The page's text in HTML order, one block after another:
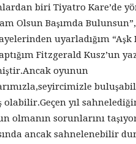
biri Tiyatro Kare’de
Olsun Başımda
uyarladığım “Aşk
Fitzgerald Kusz’un
oyunun
yıl
olmanın sorunlarını
ancak sahnelenebilir